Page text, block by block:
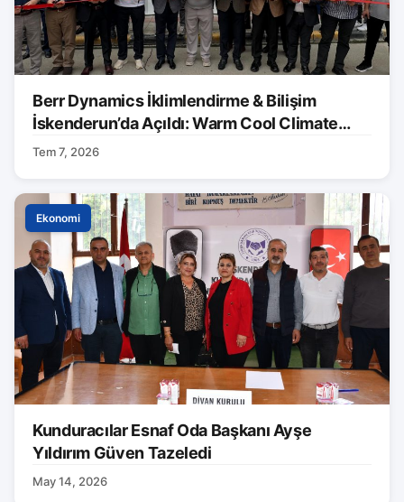
Berr Dynamics İklimlendirme & Bilişim
İskenderun’da Açıldı: Warm Cool Climate
Markası Tanıtıldı
Tem 7, 2026
Ekonomi
Kunduracılar Esnaf Oda Başkanı Ayşe
Yıldırım Güven Tazeledi
May 14, 2026